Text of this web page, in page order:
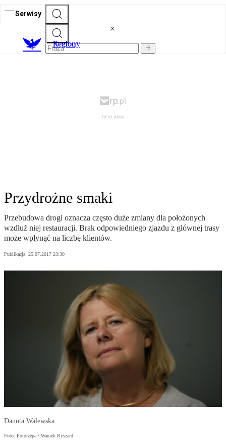
Serwisy
Regiony
Przydrożne smaki
Przebudowa drogi oznacza często duże zmiany dla położonych
wzdłuż niej restauracji. Brak odpowiedniego zjazdu z głównej trasy
może wpłynąć na liczbę klientów.
Publikacja: 25.07.2017 23:30
Danuta Walewska
Foto: Fotorzepa / Waniek Ryszard